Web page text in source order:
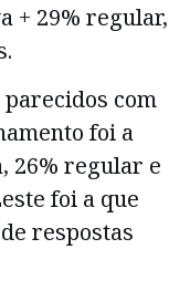
+ 29% regular,
com
foi a
26% regular e
foi a que
respostas